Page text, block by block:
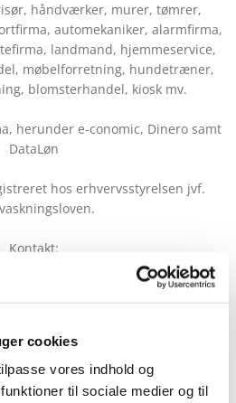
cookies
vores indhold og
til sociale medier og til
håndværker, murer, tømrer,
automekaniker, alarmfirma,
landmand, hjemmeservice,
møbelforretning, hundetræner,
blomsterhandel, kiosk mv.
herunder e-conomic, Dinero samt
DataLøn
hos erhvervsstyrelsen jvf.
Kontakt:
14616403